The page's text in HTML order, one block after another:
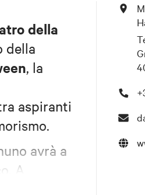
della
della
, la
aspiranti
avrà a
A